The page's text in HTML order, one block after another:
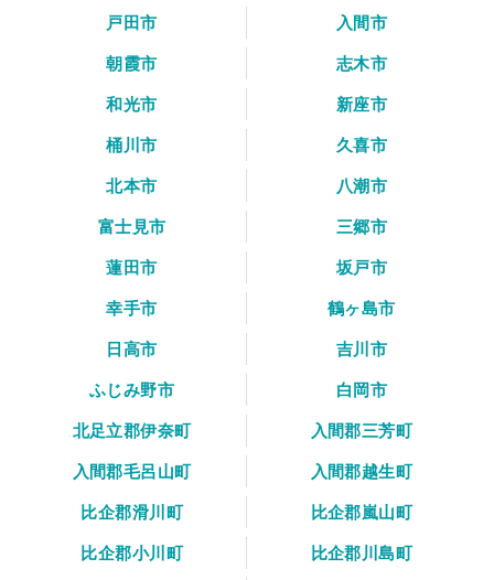
戸田市
入間市
朝霞市
志木市
和光市
新座市
桶川市
久喜市
北本市
八潮市
富士見市
三郷市
蓮田市
坂戸市
幸手市
鶴ヶ島市
日高市
吉川市
ふじみ野市
白岡市
北足立郡伊奈町
入間郡三芳町
入間郡毛呂山町
入間郡越生町
比企郡滑川町
比企郡嵐山町
比企郡小川町
比企郡川島町